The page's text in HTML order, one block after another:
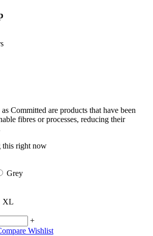
Committed are products that have been
fibres or processes, reducing their
this right now
Grey
XL
+
Wishlist